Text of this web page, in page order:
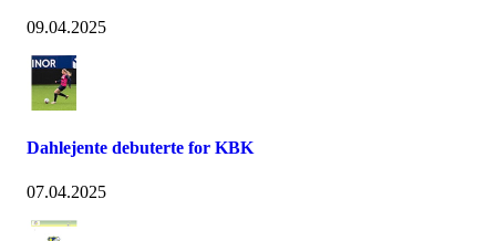
09.04.2025
Dahlejente debuterte for KBK
07.04.2025